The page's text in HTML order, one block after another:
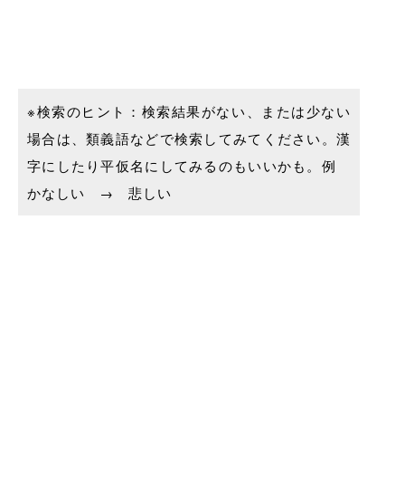
※検索のヒント：検索結果がない、または少ない
場合は、類義語などで検索してみてください。漢
字にしたり平仮名にしてみるのもいいかも。例
かなしい → 悲しい